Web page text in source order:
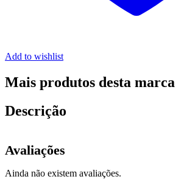
Add to wishlist
Mais produtos desta marca
Descrição
Avaliações
Ainda não existem avaliações.